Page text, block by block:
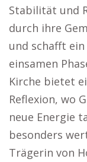
Stabilität und
durch ihre
und schafft
einsamen
Kirche bietet
Reflexion, wo
neue Energie
besonders
Trägerin von